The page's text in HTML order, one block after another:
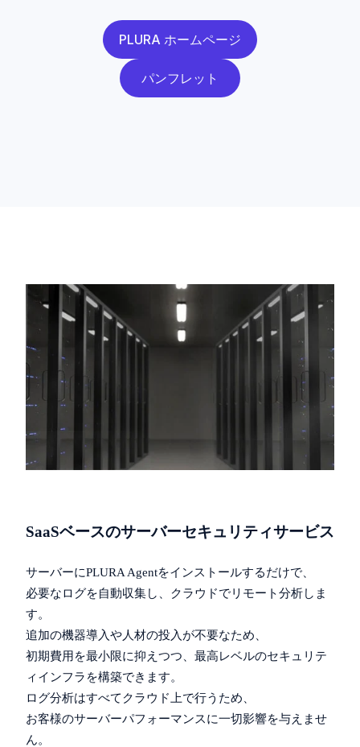
PLURA ホームページ
パンフレット
SaaSベースのサーバーセキュリティサービス
サーバーにPLURA Agentをインストールするだけで、
必要なログを自動収集し、クラウドでリモート分析しま
す。
追加の機器導入や人材の投入が不要なため、
初期費用を最小限に抑えつつ、最高レベルのセキュリテ
ィインフラを構築できます。
ログ分析はすべてクラウド上で行うため、
お客様のサーバーパフォーマンスに一切影響を与えませ
ん。